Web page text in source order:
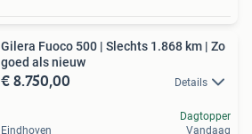
Gilera Fuoco 500 | Slechts 1.868 km | Zo
goed als nieuw
€ 8.750,00 Details
Eindhoven
Dagtopper
Vandaag